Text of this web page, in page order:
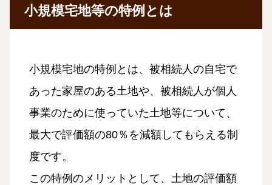
小規模宅地等の特例とは
小規模宅地の特例とは、被相続人の自宅で
あった家屋のある土地や、被相続人が個人
事業のために使っていた土地等について、
最大で評価額の80％を減額してもらえる制
度です。
この特例のメリットとして、土地の評価額